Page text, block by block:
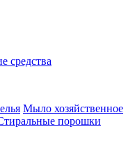
средства
Мыло хозяйственное
порошки